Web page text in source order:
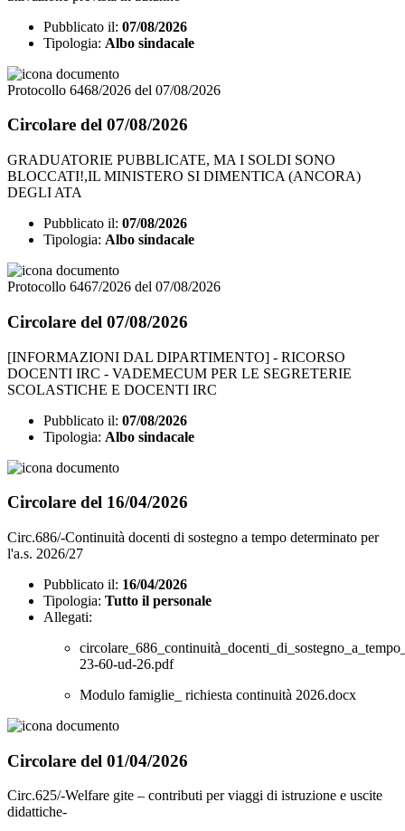
Pubblicato il: 07/08/2026
Tipologia: Albo sindacale
Protocollo 6468/2026 del 07/08/2026
Circolare del 07/08/2026
GRADUATORIE PUBBLICATE, MA I SOLDI SONO
BLOCCATI!,IL MINISTERO SI DIMENTICA (ANCORA)
DEGLI ATA
Pubblicato il: 07/08/2026
Tipologia: Albo sindacale
Protocollo 6467/2026 del 07/08/2026
Circolare del 07/08/2026
[INFORMAZIONI DAL DIPARTIMENTO] - RICORSO
DOCENTI IRC - VADEMECUM PER LE SEGRETERIE
SCOLASTICHE E DOCENTI IRC
Pubblicato il: 07/08/2026
Tipologia: Albo sindacale
Circolare del 16/04/2026
Circ.686/-Continuità docenti di sostegno a tempo determinato per
l'a.s. 2026/27
Pubblicato il: 16/04/2026
Tipologia: Tutto il personale
Allegati:
23-60-ud-26.pdf
Modulo famiglie_ richiesta continuità 2026.docx
Circolare del 01/04/2026
Circ.625/-Welfare gite – contributi per viaggi di istruzione e uscite
didattiche-